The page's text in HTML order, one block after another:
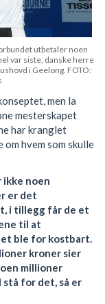
utbetaler noen
var siste, danske herre
i Geelong. FOTO:
men la
mesterskapet
har kranglet
hvem som skulle
ikke noen
er det
i tillegg får de et
til at
ble for kostbart.
kroner sier
millioner
for det, så er